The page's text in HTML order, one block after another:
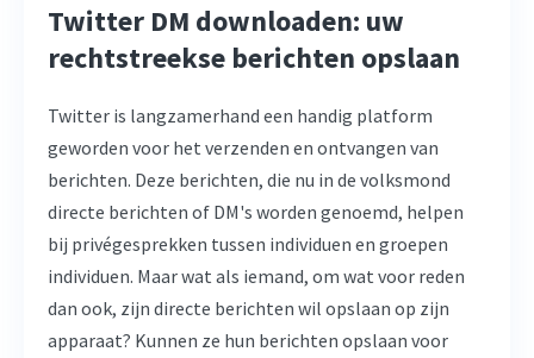
Twitter DM downloaden: uw
rechtstreekse berichten opslaan
Twitter is langzamerhand een handig platform
geworden voor het verzenden en ontvangen van
berichten. Deze berichten, die nu in de volksmond
directe berichten of DM's worden genoemd, helpen
bij privégesprekken tussen individuen en groepen
individuen. Maar wat als iemand, om wat voor reden
dan ook, zijn directe berichten wil opslaan op zijn
apparaat? Kunnen ze hun berichten opslaan voor